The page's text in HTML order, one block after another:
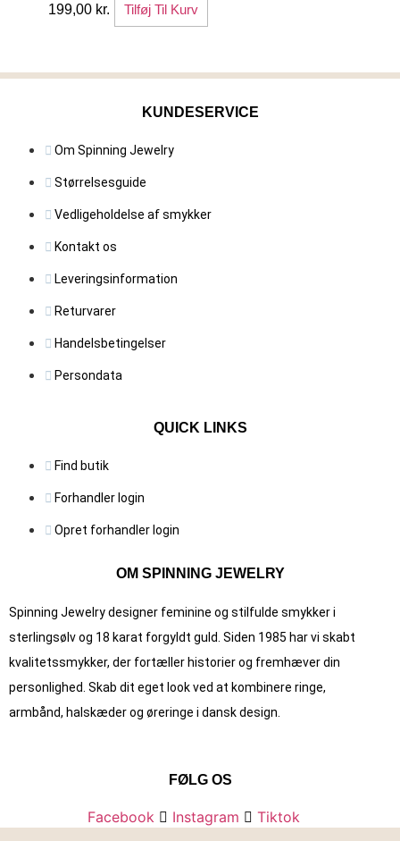
199,00 kr. Tilføj Til Kurv
KUNDESERVICE
Om Spinning Jewelry
Størrelsesguide
Vedligeholdelse af smykker
Kontakt os
Leveringsinformation
Returvarer
Handelsbetingelser
Persondata
QUICK LINKS
Find butik
Forhandler login
Opret forhandler login
OM SPINNING JEWELRY
Spinning Jewelry designer feminine og stilfulde smykker i
sterlingsølv og 18 karat forgyldt guld. Siden 1985 har vi skabt
kvalitets­smykker, der fortæller historier og fremhæver din
personlighed. Skab dit eget look ved at kombinere ringe,
armbånd, halskæder og øreringe i dansk design.
FØLG OS
Facebook Instagram Tiktok